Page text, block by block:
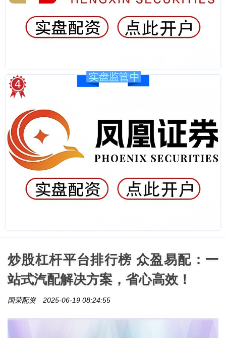
炒股杠杆平台排行榜 众盈易配：一
站式汽配解决方案，省心高效！
国荣配资 2025-06-19 08:24:55